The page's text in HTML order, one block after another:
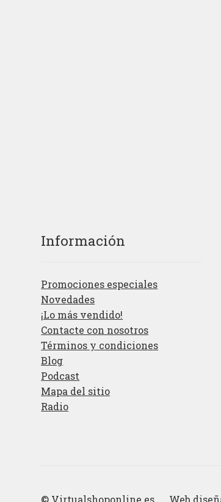
Información
Promociones especiales
Novedades
¡Lo más vendido!
Contacte con nosotros
Términos y condiciones
Blog
Podcast
Mapa del sitio
Radio
© Virtualshoponline.es Web